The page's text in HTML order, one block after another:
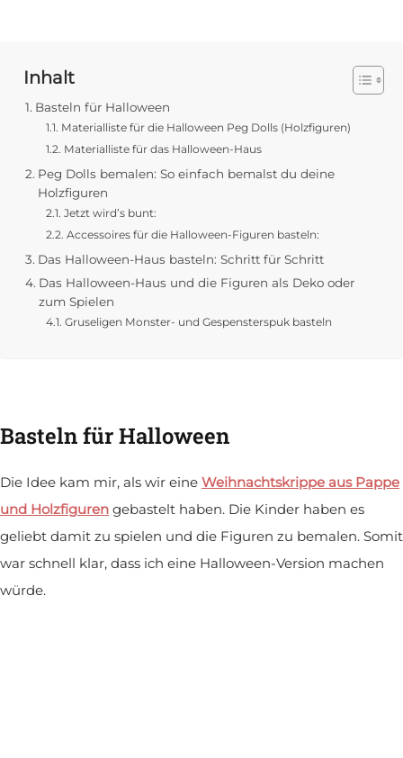
Inhalt
Basteln für Halloween
Materialliste für die Halloween Peg Dolls (Holzfiguren)
Materialliste für das Halloween-Haus
Peg Dolls bemalen: So einfach bemalst du deine
Holzfiguren
Jetzt wird’s bunt:
Accessoires für die Halloween-Figuren basteln:
Das Halloween-Haus basteln: Schritt für Schritt
Das Halloween-Haus und die Figuren als Deko oder
zum Spielen
Gruseligen Monster- und Gespensterspuk basteln
Basteln für Halloween
Die Idee kam mir, als wir eine Weihnachtskrippe aus Pappe
und Holzfiguren gebastelt haben. Die Kinder haben es
geliebt damit zu spielen und die Figuren zu bemalen. Somit
war schnell klar, dass ich eine Halloween-Version machen
würde.